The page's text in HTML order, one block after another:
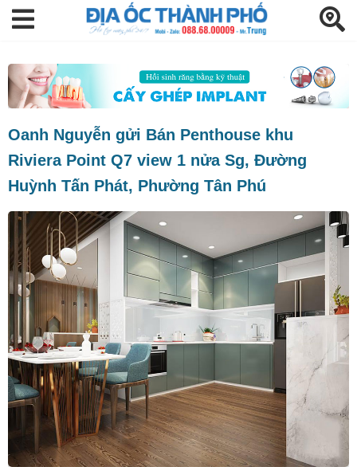
Oanh Nguyễn gửi Bán Penthouse khu
Riviera Point Q7 view 1 nửa Sg, Đường
Huỳnh Tấn Phát, Phường Tân Phú